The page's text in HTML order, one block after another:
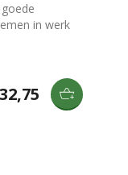
in werk